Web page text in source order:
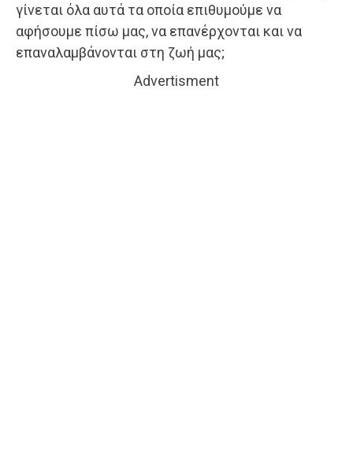
γίνεται όλα αυτά τα οποία επιθυμούμε να
αφήσουμε πίσω μας, να επανέρχονται και να
επαναλαμβάνονται στη ζωή μας;
Advertisment